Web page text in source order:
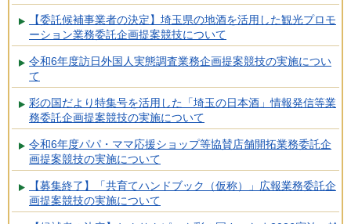
【委託候補事業者の決定】埼玉県の地酒を活用した観光プロモ
ーション業務委託企画提案競技について
令和6年度訪日外国人実態調査業務企画提案競技の実施につい
て
彩の国だより特集号を活用した「埼玉の日本酒」情報発信等業
務委託企画提案競技の実施について
令和6年度パパ・ママ応援ショップ等協賛店舗開拓業務委託企
画提案競技の実施について
【募集終了】「共育てハンドブック（仮称）」広報業務委託企
画提案競技の実施について